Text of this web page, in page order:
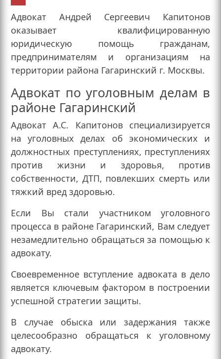
Адвокат Андрей Сергеевич Капитонов
оказывает квалифицированную
юридическую помощь гражданам,
предпринимателям и организациям на
территории района Гагаринский г. Москвы.
Адвокат по уголовным делам в
районе Гагаринский
Адвокат А.С. Капитонов специализируется
на уголовных делах об экономических и
должностных преступлениях, преступлениях
против жизни и здоровья, против
собственности, ДТП, повлекших смерть или
тяжкий вред здоровью.
Если Вы стали участником уголовного
процесса в районе Гагаринский, Вам следует
незамедлительно обращаться за помощью к
адвокату.
Своевременное вступление адвоката в дело
является ключевым фактором в построении
успешной стратегии защиты.
В случае обыска или задержания также
целесообразно обращаться к уголовному
адвокату.